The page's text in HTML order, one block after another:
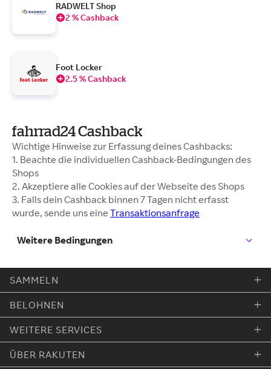
RADWELT Shop
2 % Cashback
Foot Locker
2.5 % Cashback
fahrrad24 Cashback
Wichtige Hinweise zur Erfassung deines Cashbacks:
1. Beachte die individuellen Cashback-Bedingungen des
Shops
2. Akzeptiere alle Cookies auf der Webseite des Shops
3. Falls dein Cashback binnen 7 Tagen nicht erfasst
wurde, sende uns eine Transaktionsanfrage
Weitere Bedingungen
SAMMELN
BELOHNEN
WEITERE SERVICES
ÜBER RAKUTEN